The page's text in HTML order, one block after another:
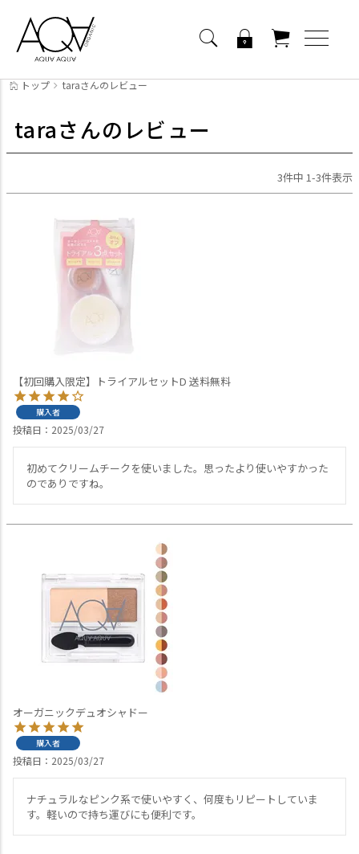
トップ taraさんのレビュー
taraさんのレビュー
3件中 1-3件表示
【初回購入限定】トライアルセットD 送料無料
購入者
投稿日 2025/03/27
初めてクリームチークを使いました。思ったより使いやすかった
のでありですね。
オーガニックデュオシャドー
購入者
投稿日 2025/03/27
ナチュラルなピンク系で使いやすく、何度もリピートしていま
す。軽いので持ち運びにも便利です。